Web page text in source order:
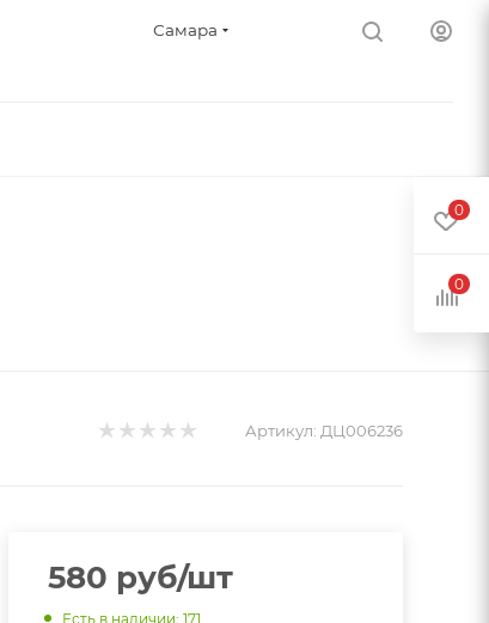
Самара
Артикул: ДЦ006236
580 руб/шт
Есть в наличии: 171
0
0